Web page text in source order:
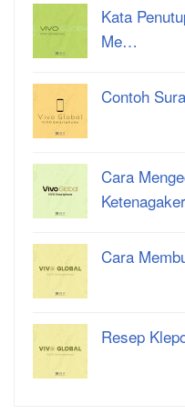
Kata
Me…
Contoh
Cara
Cara
Resep